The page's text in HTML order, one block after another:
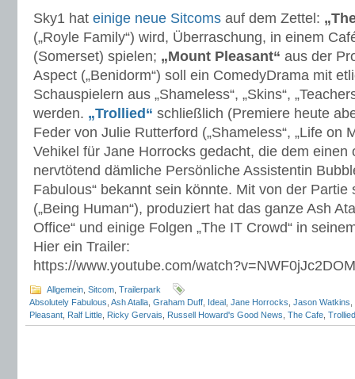
Sky1 hat einige neue Sitcoms auf dem Zettel:
(„Royle Family“) wird, Überraschung, in einem
(Somerset) spielen; „Mount Pleasant“ aus der
Aspect („Benidorm“) soll ein ComedyDrama mit
Schauspielern aus „Shameless“, „Skins“,
werden. „Trollied“ schließlich (Premiere heute
Feder von Julie Rutterford („Shameless“, „Life on
Vehikel für Jane Horrocks gedacht, die dem einen
nervtötend dämliche Persönliche Assistentin
Fabulous“ bekannt sein könnte. Mit von der Partie
(„Being Human“), produziert hat das ganze Ash
Office“ und einige Folgen „The IT Crowd“ in
Hier ein Trailer:
https://www.youtube.com/
Allgemein Sitcom Trailerpark
Absolutely Fabulous Ash Atalla Graham Duff Ideal Jane Horrocks Jason Watkins
Pleasant Ralf Little Ricky Gervais Russell Howard's Good News The Cafe Trollied